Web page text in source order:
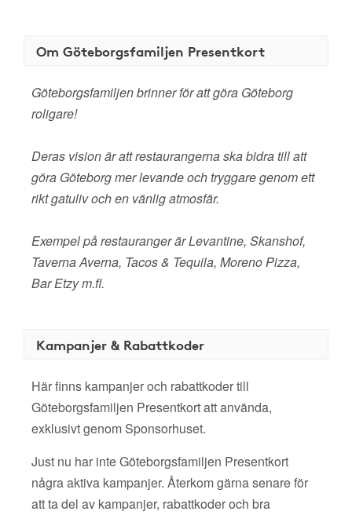
Om Göteborgsfamiljen Presentkort
Göteborgsfamiljen brinner för att göra Göteborg
roligare!
Deras vision är att restaurangerna ska bidra till att
göra Göteborg mer levande och tryggare genom ett
rikt gatuliv och en vänlig atmosfär.
Exempel på restauranger är Levantine, Skanshof,
Taverna Averna, Tacos & Tequila, Moreno Pizza,
Bar Etzy m.fl.
Kampanjer & Rabattkoder
Här finns kampanjer och rabattkoder till
Göteborgsfamiljen Presentkort att använda,
exklusivt genom Sponsorhuset.
Just nu har inte Göteborgsfamiljen Presentkort
några aktiva kampanjer. Återkom gärna senare för
att ta del av kampanjer, rabattkoder och bra